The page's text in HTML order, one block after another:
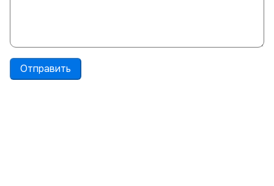
Отправить